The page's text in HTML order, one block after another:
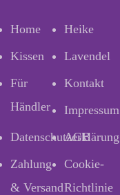
Home
Heike
Kissen
Lavendel
Für
Händler
Kontakt
Impressum
Datenschutzerklärung
AGB
Zahlung
& Versand
Cookie-
Richtlinie